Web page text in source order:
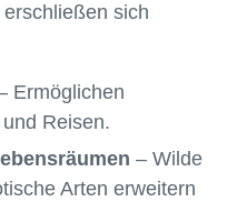
sich
Ermöglichen
Reisen.
– Wilde
Arten erweitern